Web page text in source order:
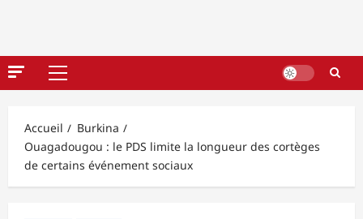
Menu
Accueil
Burkina
Ouagadougou : le PDS limite la longueur des cortèges
de certains événement sociaux